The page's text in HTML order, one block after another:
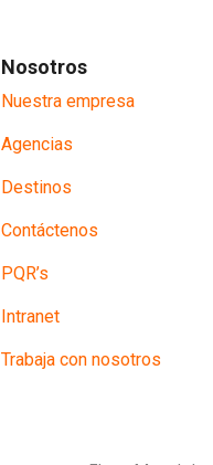
Nosotros
Nuestra empresa
Agencias
Destinos
Contáctenos
PQR’s
Intranet
Trabaja con nosotros